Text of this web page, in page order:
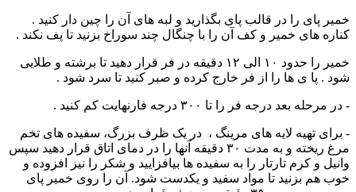
خمیر پای را در قالب پای بگذارید و لبه های آن را چین دار کنید .
کناره های خمیر و کف آن را با چنگال چند سوراخ بزنید تا پف نکند .
خمیر را حدود ۱۰ الی ۱۲ دقیقه در فر قرار دهید تا برشته و طلایی
شود . پا ی ها را از فر خارج کرده و صبر کنید تا سرد شود .
- در مرحله بعد درجه فر را تا ۳۰۰ درجه فارنهایت کم کنید .
- برای تهیه لایه های مرینگ ، در یک ظرف بزرگ، سفیده های تخم
مرغ ریخته و به مدت ۳۰ دقیقه آنها را در دمای اتاق قرار دهید سپس
وانیل و کرم تارتار را به سفیده ها بیافزایید و شکر را نیز افزوده و
خوب هم بزنید تا مواد سفید و یکدست شود. آن را روی خمیر پای